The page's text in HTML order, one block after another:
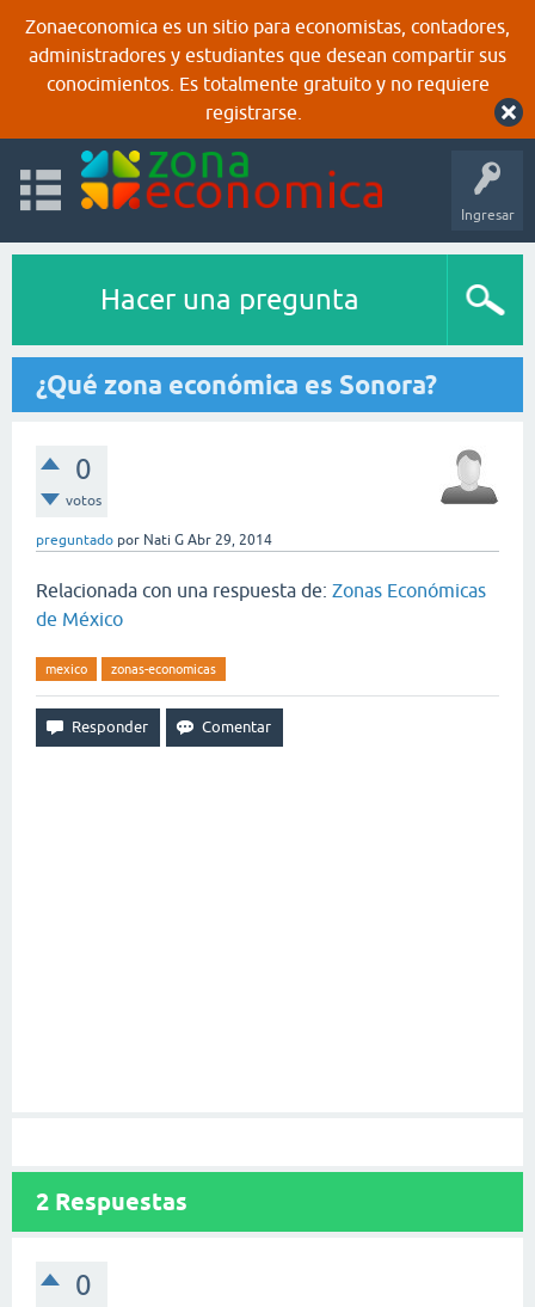
Zonaeconomica es un sitio para economistas, contadores,
administradores y estudiantes que desean compartir sus
conocimientos. Es totalmente gratuito y no requiere
registrarse.
Ingresar
Hacer una pregunta
¿Qué zona económica es Sonora?
0
votos
preguntado por Nati G Abr 29, 2014
Relacionada con una respuesta de: Zonas Económicas
de México
mexico zonas-economicas
2 Respuestas
0